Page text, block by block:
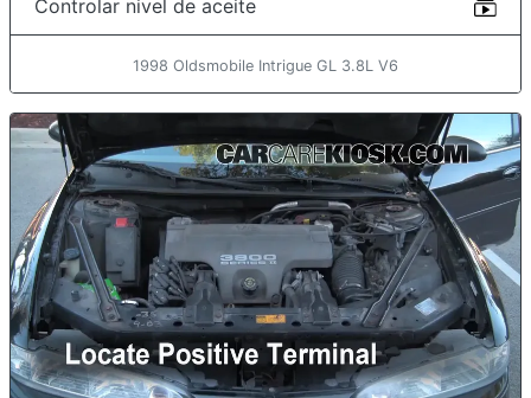
Controlar nivel de aceite
1998 Oldsmobile Intrigue GL 3.8L V6